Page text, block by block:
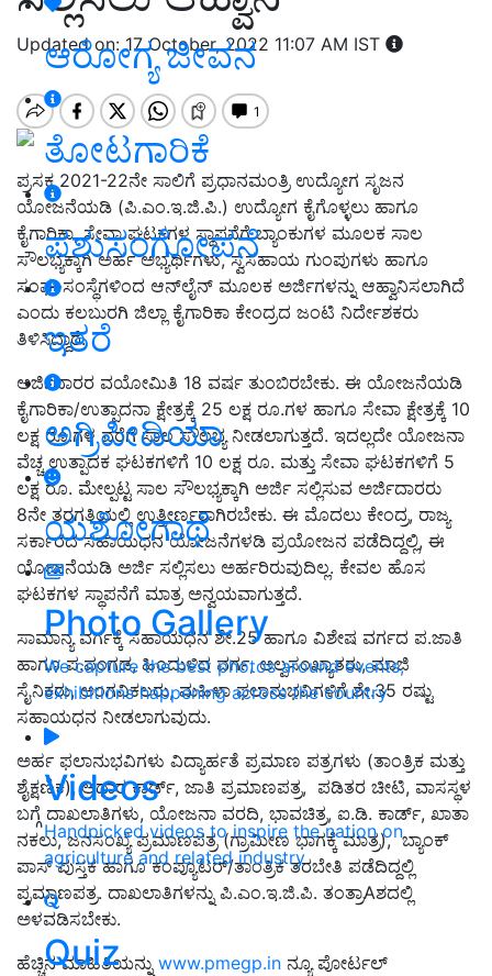
ಆರೋಗ್ಯ ಜೀವನ
ತೋಟಗಾರಿಕೆ
ಪಶುಸಂಗೋಪನೆ
ಇತರೆ
ಅಗ್ರಿಪೀಡಿಯಾ
ಯಶೋಗಾಥೆ
Photo Gallery
We capture the best photos around events,
exhibitions happening across the country
Videos
Handpicked videos to inspire the nation on
agriculture and related industry
Quiz
Updated on: 17 October, 2022 11:07 AM IST
ಪ್ರಸಕ್ತ 2021-22ನೇ ಸಾಲಿಗೆ ಪ್ರಧಾನಮಂತ್ರಿ ಉದ್ಯೋಗ ಸೃಜನ
ಯೋಜನೆಯಡಿ (ಪಿ.ಎಂ.ಇ.ಜಿ.ಪಿ.) ಉದ್ಯೋಗ ಕೈಗೊಳ್ಳಲು ಹಾಗೂ
ಕೈಗಾರಿಕಾ, ಸೇವಾ ಘಟಕಗಳ ಸ್ಥಾಪನೆಗೆ ಬ್ಯಾಂಕುಗಳ ಮೂಲಕ ಸಾಲ
ಸೌಲಭ್ಯಕ್ಕಾಗಿ ಅರ್ಹ ಅಭ್ಯರ್ಥಿಗಳು, ಸ್ವಸಹಾಯ ಗುಂಪುಗಳು ಹಾಗೂ
ಸಂಘ-ಸಂಸ್ಥೆಗಳಿಂದ ಆನ್‌ಲೈನ್ ಮೂಲಕ ಅರ್ಜಿಗಳನ್ನು ಆಹ್ವಾನಿಸಲಾಗಿದೆ
ಎಂದು ಕಲಬುರಗಿ ಜಿಲ್ಲಾ ಕೈಗಾರಿಕಾ ಕೇಂದ್ರದ ಜಂಟಿ ನಿರ್ದೇಶಕರು
ತಿಳಿಸಿದ್ದಾರೆ.
ಅರ್ಜಿದಾರರ ವಯೋಮಿತಿ 18 ವರ್ಷ ತುಂಬಿರಬೇಕು. ಈ ಯೋಜನೆಯಡಿ
ಕೈಗಾರಿಕಾ/ಉತ್ಪಾದನಾ ಕ್ಷೇತ್ರಕ್ಕೆ 25 ಲಕ್ಷ ರೂ.ಗಳ ಹಾಗೂ ಸೇವಾ ಕ್ಷೇತ್ರಕ್ಕೆ 10
ಲಕ್ಷ ರೂ.ಗಳ ವರೆಗೆ ಸಾಲ ಸೌಲಭ್ಯ ನೀಡಲಾಗುತ್ತದೆ. ಇದಲ್ಲದೇ ಯೋಜನಾ
ವೆಚ್ಚ ಉತ್ಪಾದಕ ಘಟಕಗಳಿಗೆ 10 ಲಕ್ಷ ರೂ. ಮತ್ತು ಸೇವಾ ಘಟಕಗಳಿಗೆ 5
ಲಕ್ಷ ರೂ. ಮೇಲ್ಪಟ್ಟ ಸಾಲ ಸೌಲಭ್ಯಕ್ಕಾಗಿ ಅರ್ಜಿ ಸಲ್ಲಿಸುವ ಅರ್ಜಿದಾರರು
8ನೇ ತರಗತಿಯಲ್ಲಿ ಉತ್ತೀರ್ಣರಾಗಿರಬೇಕು. ಈ ಮೊದಲು ಕೇಂದ್ರ, ರಾಜ್ಯ
ಸರ್ಕಾರದ ಸಹಾಯಧನ ಯೋಜನೆಗಳಡಿ ಪ್ರಯೋಜನ ಪಡೆದಿದ್ದಲ್ಲಿ, ಈ
ಯೋಜನೆಯಡಿ ಅರ್ಜಿ ಸಲ್ಲಿಸಲು ಅರ್ಹರಿರುವುದಿಲ್ಲ. ಕೇವಲ ಹೊಸ
ಘಟಕಗಳ ಸ್ಥಾಪನೆಗೆ ಮಾತ್ರ ಅನ್ವಯವಾಗುತ್ತದೆ.
ಸಾಮಾನ್ಯ ವರ್ಗಕ್ಕೆ ಸಹಾಯಧನ ಶೇ.25 ಹಾಗೂ ವಿಶೇಷ ವರ್ಗದ ಪ.ಜಾತಿ
ಹಾಗೂ ಪ.ಪಂಗಡ, ಹಿಂದುಳಿದ ವರ್ಗ, ಅಲ್ಪಸಂಖ್ಯಾತರು, ಮಾಜಿ
ಸೈನಿಕರು, ಅಂಗವಿಕಲರು, ಮಹಿಳಾ ಫಲಾನುಭವಿಗಳಿಗೆ ಶೇ.35 ರಷ್ಟು
ಸಹಾಯಧನ ನೀಡಲಾಗುವುದು.
ಅರ್ಹ ಫಲಾನುಭವಿಗಳು ವಿದ್ಯಾರ್ಹತೆ ಪ್ರಮಾಣ ಪತ್ರಗಳು (ತಾಂತ್ರಿಕ ಮತ್ತು
ಶೈಕ್ಷಣಿಕ), ಆಧಾರ ಕಾರ್ಡ್, ಜಾತಿ ಪ್ರಮಾಣಪತ್ರ, ಪಡಿತರ ಚೀಟಿ, ವಾಸಸ್ಥಳ
ಬಗ್ಗೆ ದಾಖಲಾತಿಗಳು, ಯೋಜನಾ ವರದಿ, ಭಾವಚಿತ್ರ, ಐ.ಡಿ. ಕಾರ್ಡ್, ಖಾತಾ
ನಕಲು, ಜನಸಂಖ್ಯೆ ಪ್ರಮಾಣಪತ್ರ (ಗ್ರಾಮೀಣ ಭಾಗಕ್ಕೆ ಮಾತ್ರ), ಬ್ಯಾಂಕ್
ಪಾಸ್ ಪುಸ್ತಕ ಹಾಗೂ ಕಂಪ್ಯೂಟರ್/ತಾಂತ್ರಿಕ ತರಬೇತಿ ಪಡೆದಿದ್ದಲ್ಲಿ
ಪ್ರಮಾಣಪತ್ರ. ದಾಖಲಾತಿಗಳನ್ನು ಪಿ.ಎಂ.ಇ.ಜಿ.ಪಿ. ತಂತ್ರಾAಶದಲ್ಲಿ
ಅಳವಡಿಸಬೇಕು.
ಹೆಚ್ಚಿನ ಮಾಹಿತಿಯನ್ನು www.pmegp.in ನ್ಯೂ ಪೋರ್ಟಲ್